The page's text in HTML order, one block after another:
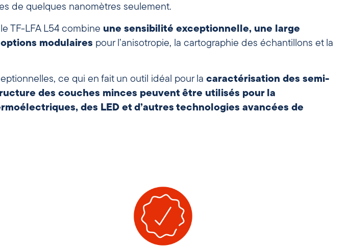
de quelques nanomètres seulement.
TF-LFA L54 combine une sensibilité exceptionnelle, une large
modulaires pour l’anisotropie, la cartographie des échantillons et la
ce qui en fait un outil idéal pour la caractérisation des semi-
des couches minces peuvent être utilisés pour la
des LED et d’autres technologies avancées de